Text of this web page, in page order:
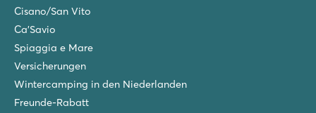
Cisano/San Vito
Ca'Savio
Spiaggia e Mare
Versicherungen
Wintercamping in den Niederlanden
Freunde-Rabatt